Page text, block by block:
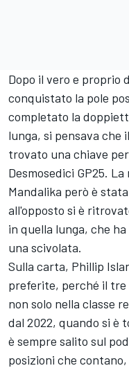
Dopo il vero e proprio
conquistato la pole
completato la
lunga, si pensava che
trovato una chiave
Desmosedici GP25.
Mandalika però è
all'opposto si è
in quella lunga, che
una scivolata.
Sulla carta, Phillip
preferite, perché il tre
non solo nella classe
dal 2022, quando si è
è sempre salito sul
posizioni che